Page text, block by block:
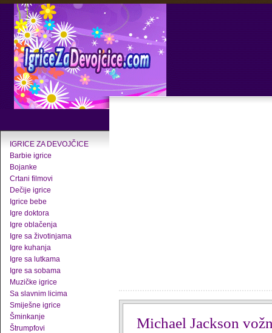
IGRICE ZA DEVOJČICE
Barbie igrice
Bojanke
Crtani filmovi
Dečije igrice
Igrice bebe
Igre doktora
Igre oblačenja
Igre sa životinjama
Igre kuhanja
Igre sa lutkama
Igre sa sobama
Muzičke igrice
Sa slavnim licima
Smiješne igrice
Šminkanje
Štrumpfovi
Michael Jackson